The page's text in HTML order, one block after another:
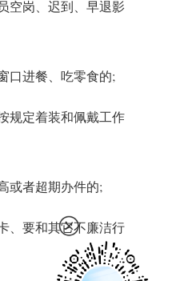
空岗、迟到、早退影
口进餐、吃零食的;
规定着装和佩戴工作
或者超期办件的;
、要和其它不廉洁行